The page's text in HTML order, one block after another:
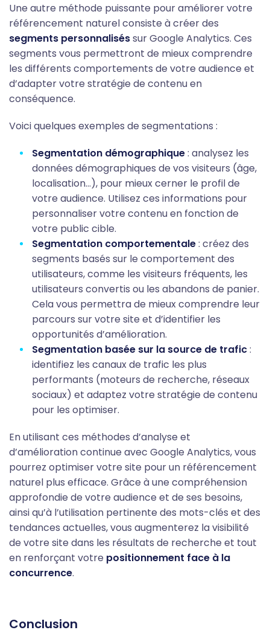
Une autre méthode puissante pour améliorer votre
référencement naturel consiste à créer des
segments personnaliséssur Google Analytics. Ces
segments vous permettront de mieux comprendre
les différents comportements de votre audience et
d’adapter votre stratégie de contenu en
conséquence.
Voici quelques exemples de segmentations :
Segmentation démographique: analysez les
données démographiques de vos visiteurs (âge,
localisation…), pour mieux cerner le profil de
votre audience. Utilisez ces informations pour
personnaliser votre contenu en fonction de
votre public cible.
Segmentation comportementale: créez des
segments basés sur le comportement des
utilisateurs, comme les visiteurs fréquents, les
utilisateurs convertis ou les abandons de panier.
Cela vous permettra de mieux comprendre leur
parcours sur votre site et d’identifier les
opportunités d’amélioration.
Segmentation basée sur la source de trafic:
identifiez les canaux de trafic les plus
performants (moteurs de recherche, réseaux
sociaux) et adaptez votre stratégie de contenu
pour les optimiser.
En utilisant ces méthodes d’analyse et
d’amélioration continue avec Google Analytics, vous
pourrez optimiser votre site pour un référencement
naturel plus efficace. Grâce à une compréhension
approfondie de votre audience et de ses besoins,
ainsi qu’à l’utilisation pertinente des mots-clés et des
tendances actuelles, vous augmenterez la visibilité
de votre site dans les résultats de recherche et tout
en renforçant votre positionnement face à la
concurrence.
Conclusion